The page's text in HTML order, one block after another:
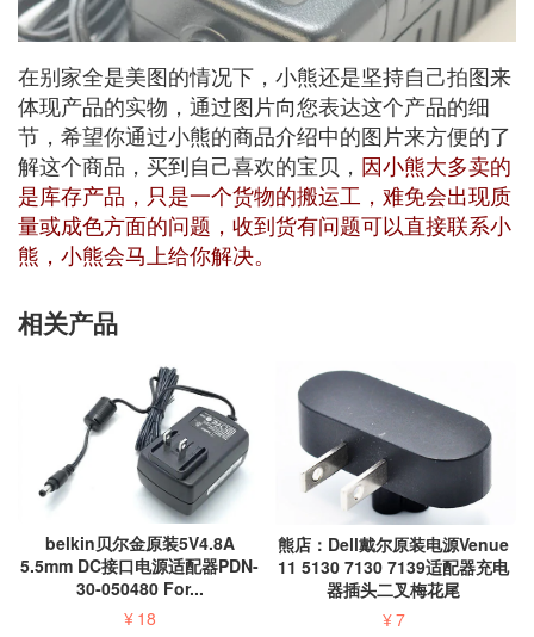
在别家全是美图的情况下，小熊还是坚持自己拍图来
体现产品的实物，通过图片向您表达这个产品的细
节，希望你通过小熊的商品介绍中的图片来方便的了
解这个商品，买到自己喜欢的宝贝， 因小熊大多卖的
是库存产品，只是一个货物的搬运工，难免会出现质
量或成色方面的问题，收到货有问题可以直接联系小
熊，小熊会马上给你解决。
相关产品
belkin贝尔金原装5V4.8A
5.5mm DC接口电源适配器PDN-
30-050480 For...
¥ 18
熊店：Dell戴尔原装电源Venue
11 5130 7130 7139适配器充电
器插头二叉梅花尾
¥7